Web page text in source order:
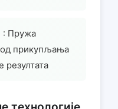
: Пружа
прикупљања
резултата